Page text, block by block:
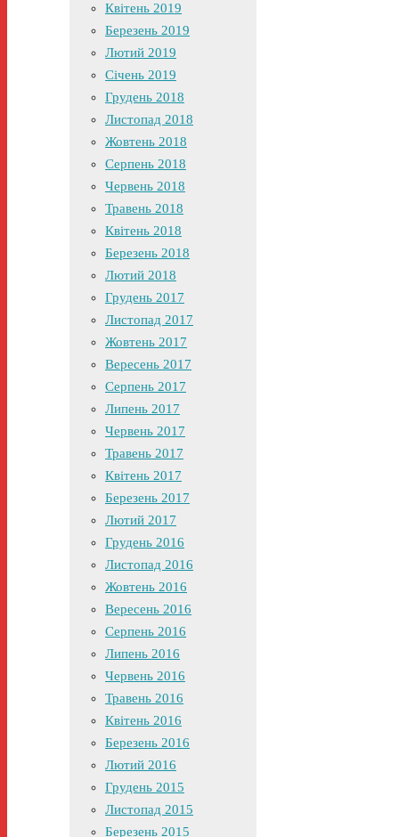
Квітень 2019
Березень 2019
Лютий 2019
Січень 2019
Грудень 2018
Листопад 2018
Жовтень 2018
Серпень 2018
Червень 2018
Травень 2018
Квітень 2018
Березень 2018
Лютий 2018
Грудень 2017
Листопад 2017
Жовтень 2017
Вересень 2017
Серпень 2017
Липень 2017
Червень 2017
Травень 2017
Квітень 2017
Березень 2017
Лютий 2017
Грудень 2016
Листопад 2016
Жовтень 2016
Вересень 2016
Серпень 2016
Липень 2016
Червень 2016
Травень 2016
Квітень 2016
Березень 2016
Лютий 2016
Грудень 2015
Листопад 2015
Березень 2015